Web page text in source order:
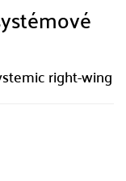
right-wing